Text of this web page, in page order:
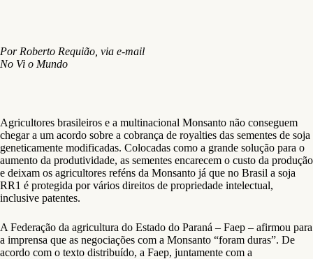
Por Roberto Requião, via e-mail
No Vi o Mundo
Agricultores brasileiros e a multinacional Monsanto não conseguem
chegar a um acordo sobre a cobrança de royalties das sementes de soja
geneticamente modificadas. Colocadas como a grande solução para o
aumento da produtividade, as sementes encarecem o custo da produção
e deixam os agricultores reféns da Monsanto já que no Brasil a soja
RR1 é protegida por vários direitos de propriedade intelectual,
inclusive patentes.
A Federação da agricultura do Estado do Paraná – Faep – afirmou para
a imprensa que as negociações com a Monsanto “foram duras”. De
acordo com o texto distribuído, a Faep, juntamente com a